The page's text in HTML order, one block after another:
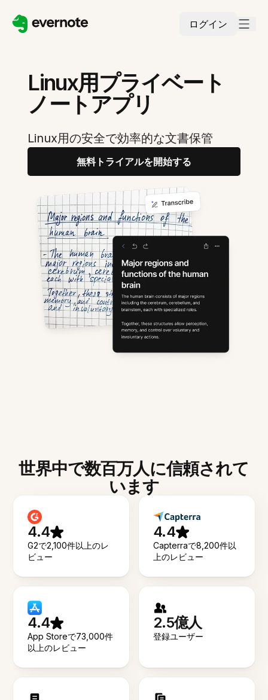
ログイン
Linux用プライベート
ノートアプリ
Linux用の安全で効率的な文書保管
無料トライアルを開始する
世界中で数百万人に信頼されて
います
4.4
G2で2,100件以上のレ
ビュー
4.4
Capterraで8,200件以
上のレビュー
4.4
App Storeで73,000件
以上のレビュー
2.5億人
登録ユーザー